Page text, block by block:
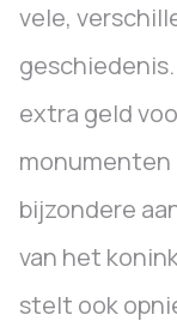
vele,
extra geld
bijzondere
van het
stelt ook